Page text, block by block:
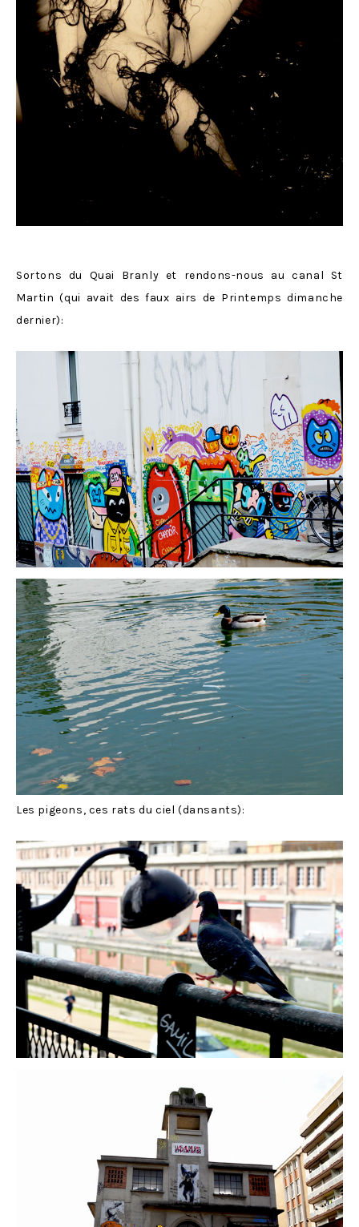
Sortons du Quai Branly et rendons-nous au canal St
Martin (qui avait des faux airs de Printemps dimanche
dernier):
Les pigeons, ces rats du ciel (dansants):